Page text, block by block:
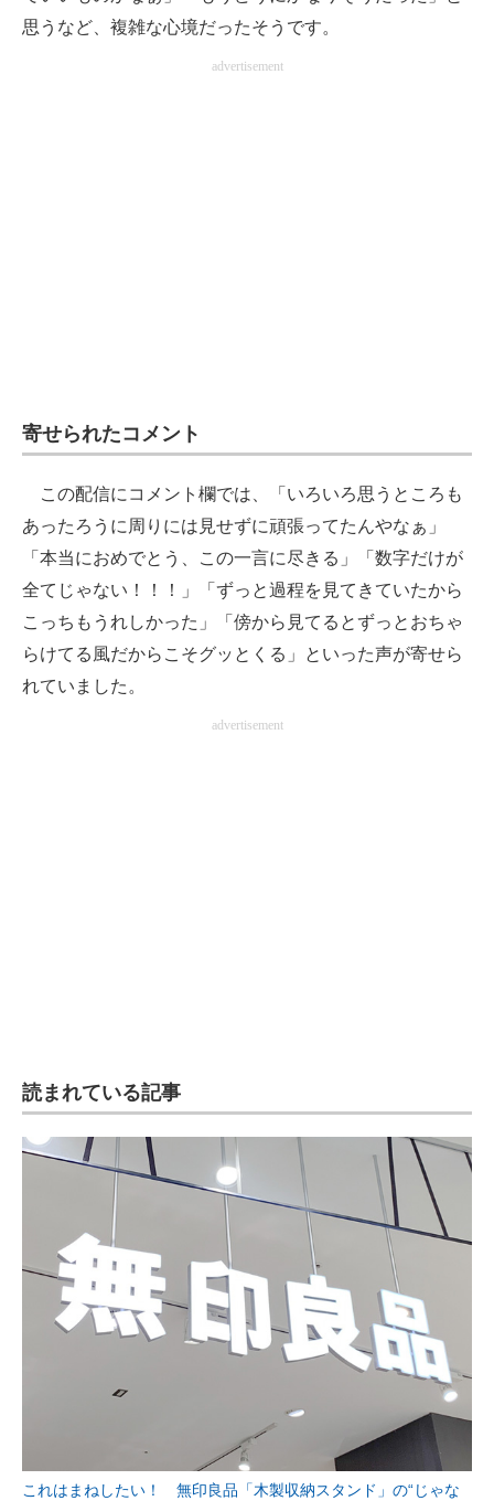
思うなど、複雑な心境だったそうです。
advertisement
寄せられたコメント
この配信にコメント欄では、「いろいろ思うところも
あったろうに周りには見せずに頑張ってたんやなぁ」
「本当におめでとう、この一言に尽きる」「数字だけが
全てじゃない！！！」「ずっと過程を見てきていたから
こっちもうれしかった」「傍から見てるとずっとおちゃ
らけてる風だからこそグッとくる」といった声が寄せら
れていました。
advertisement
読まれている記事
これはまねしたい！ 無印良品「木製収納スタンド」の“じゃな